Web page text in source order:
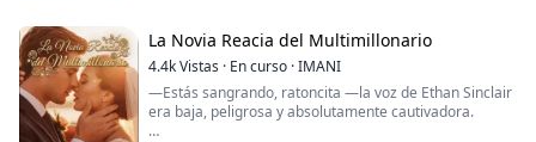
devorarlos.
Entre culpa, culpa redescubierta y la sed de compañía,
ambos luchan contra sus propios límites: ...
La Novia Reacia del Multimillonario
4.4kVistas · En curso ·IMANI
—Estás sangrando, ratoncita —la voz de Ethan Sinclair
era baja, peligrosa y absolutamente cautivadora.